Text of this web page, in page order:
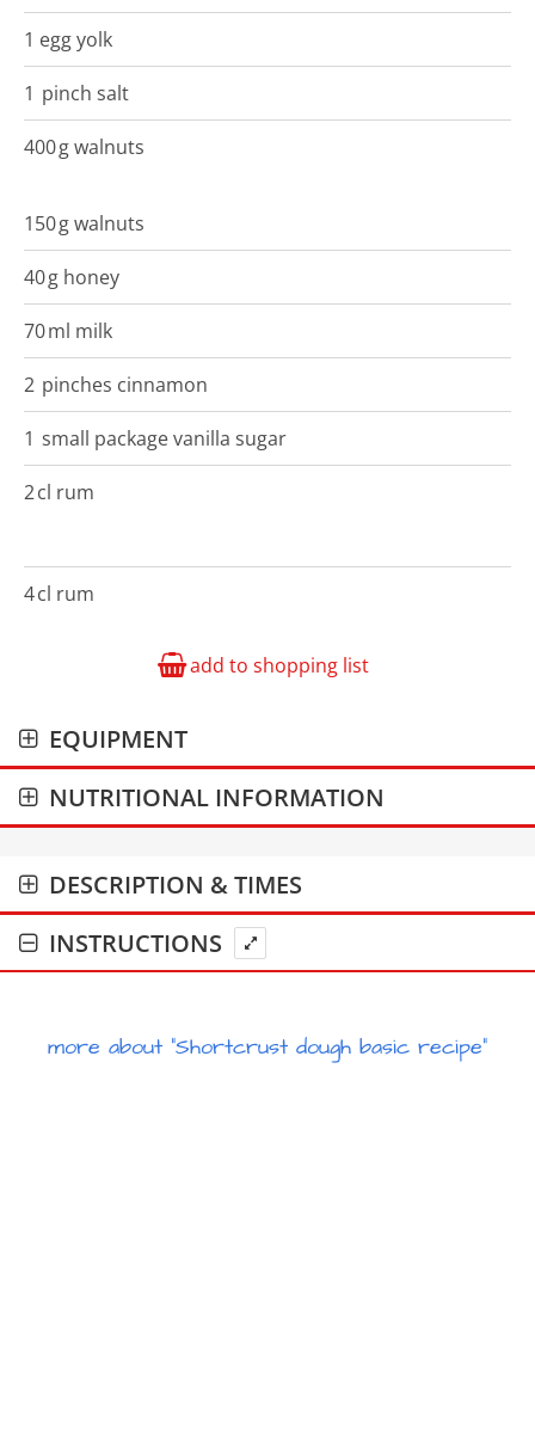
1 egg yolk
1 pinch salt
400gwalnuts
150gwalnuts
40g honey
70ml milk
2 pinches cinnamon
1 small packagevanilla sugar
2cl rum
4cl rum
add to shopping list
EQUIPMENT
NUTRITIONAL INFORMATION
DESCRIPTION & TIMES
INSTRUCTIONS
more about "Shortcrust dough basic recipe"